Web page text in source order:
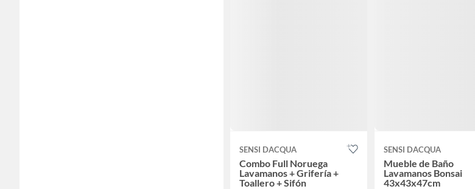
SENSI DACQUA
Combo Full Noruega
Lavamanos + Grifería +
Toallero + Sifón
SENSI DACQUA
Mueble de Baño
Lavamanos Bonsai
43x43x47cm